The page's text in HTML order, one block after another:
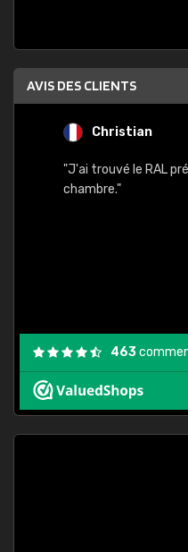
AVIS DES CLIENTS
Christian
"J'ai trouvé le RAL
chambre."
463